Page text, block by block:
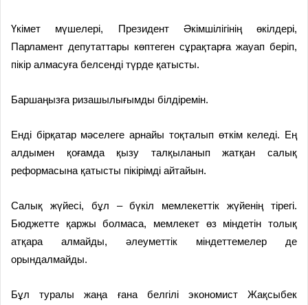
Үкімет мүшелері, Президент Әкімшілігінің өкілдері,
Парламент депутаттары көптеген сұрақтарға жауап беріп,
пікір алмасуға белсенді түрде қатысты.
Баршаңызға ризашылығымды білдіремін.
Енді бірқатар мәселеге арнайы тоқталып өткім келеді. Ең
алдымен қоғамда қызу талқыланып жатқан салық
реформасына қатысты пікірімді айтайын.
Салық жүйесі, бұл – бүкіл мемлекеттік жүйенің тірегі.
Бюджетте қаржы болмаса, мемлекет өз міндетін толық
атқара алмайды, әлеуметтік міндеттемелер де
орындалмайды.
Бұл туралы жаңа ғана белгілі экономист Жақсыбек